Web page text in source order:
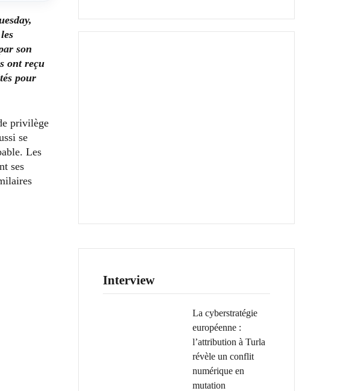
son
ont reçu
pour
privilège
se
Les
ses
Interview
La cyberstratégie
européenne :
l’attribution à Turla
révèle un conflit
numérique en
mutation